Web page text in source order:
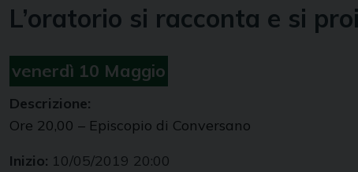
L’oratorio si racconta e si
venerdì 10 Maggio
Descrizione:
Ore 20,00 – Episcopio di Conversano
Inizio: 10/05/2019 20:00